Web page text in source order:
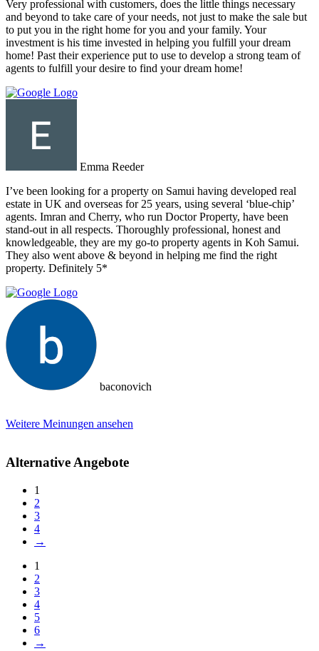
Very professional with customers, does the little things necessary
and beyond to take care of your needs, not just to make the sale but
to put you in the right home for you and your family. Your
investment is his time invested in helping you fulfill your dream
home! Past their experience put to use to develop a strong team of
agents to fulfill your desire to find your dream home!
Emma Reeder
I’ve been looking for a property on Samui having developed real
estate in UK and overseas for 25 years, using several ‘blue-chip’
agents. Imran and Cherry, who run Doctor Property, have been
stand-out in all respects. Thoroughly professional, honest and
knowledgeable, they are my go-to property agents in Koh Samui.
They also went above & beyond in helping me find the right
property. Definitely 5*
baconovich
Weitere Meinungen ansehen
Alternative Angebote
1
2
3
4
→
1
2
3
4
5
6
→